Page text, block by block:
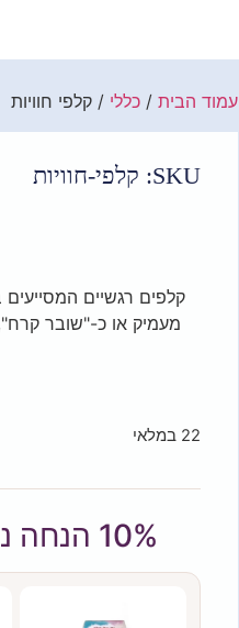
עמוד הבית / כללי / קלפי חוויות
SKU: קלפי-חוויות
קלפים רגשיים
מעמיק או כ-"שובר קרח",
22 במלאי
10% הנחה נוספים כשקונים יחד עם...